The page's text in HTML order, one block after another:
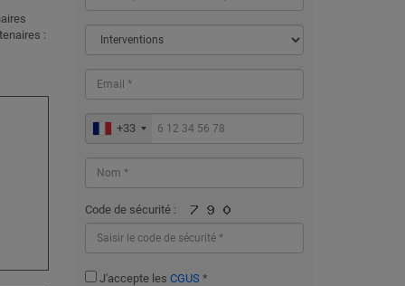
:
+33
Code de sécurité :
J'accepte les CGUS *